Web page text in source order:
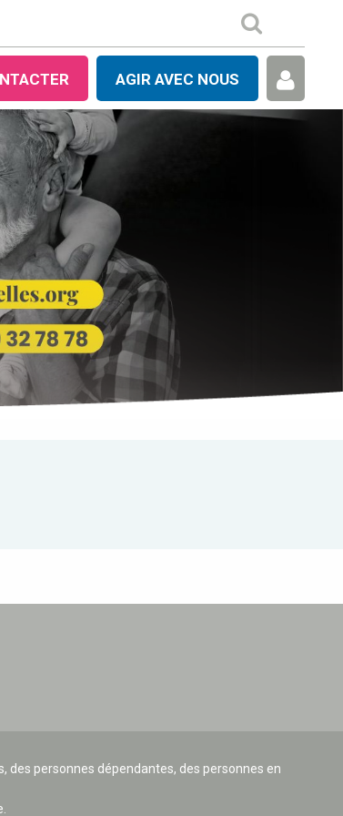
AGIR AVEC NOUS
des personnes dépendantes, des personnes en